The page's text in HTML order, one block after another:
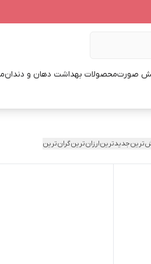
صورتمحصولات بهداشت دهان و دندان
جدیدترینارزان‌ترینگران‌ترین